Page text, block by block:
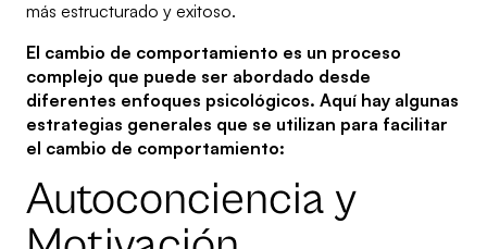
más estructurado y exitoso.
El cambio de comportamiento es un proceso
complejo que puede ser abordado desde
diferentes enfoques psicológicos. Aquí hay algunas
estrategias generales que se utilizan para facilitar
el cambio de comportamiento:
Autoconciencia y